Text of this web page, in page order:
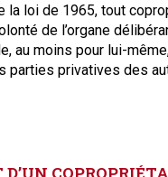
Concierge, gardien
Contentieux
la loi de 1965, tout
de l’organe
au moins pour lui-
parties privatives des
D’UN